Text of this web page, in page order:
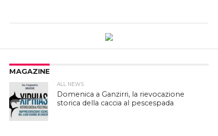
MAGAZINE
ALL NEWS
Domenica a Ganzirri, la rievocazione
storica della caccia al pescespada